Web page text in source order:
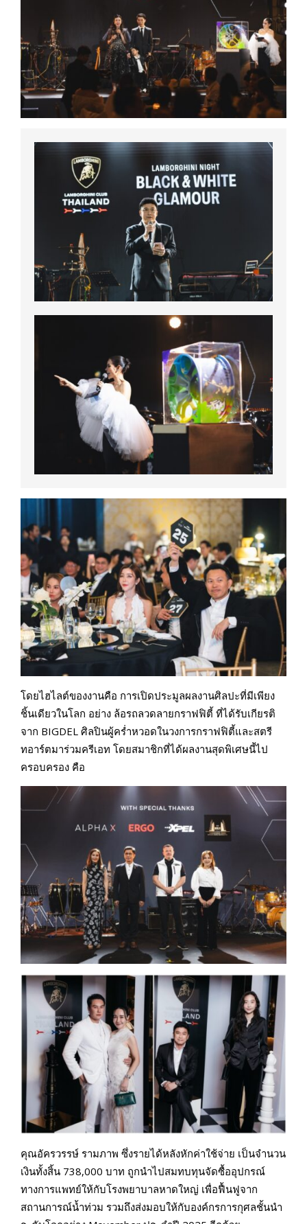
โดยไฮไลต์ของงานคือ การเปิดประมูลผลงานศิลปะที่มีเพียง
ชิ้นเดียวในโลก อย่าง ล้อรถลวดลายกราฟฟิตี้ ที่ได้รับเกียรติ
จาก BIGDEL ศิลปินผู้คร่ำหวอดในวงการกราฟฟิตี้และสตรี
ทอาร์ตมาร่วมครีเอท โดยสมาชิกที่ได้ผลงานสุดพิเศษนี้ไป
ครอบครอง คือ
คุณอัครวรรษ์ รามภาพ ซึ่งรายได้หลังหักค่าใช้จ่าย เป็นจำนวน
เงินทั้งสิ้น 738,000 บาท ถูกนำไปสมทบทุนจัดซื้ออุปกรณ์
ทางการแพทย์ให้กับโรงพยาบาลหาดใหญ่ เพื่อฟื้นฟูจาก
สถานการณ์น้ำท่วม รวมถึงส่งมอบให้กับองค์กรการกุศลชั้นนำ